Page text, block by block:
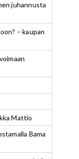
juhannusta
– kaupan
Mattio
Bama